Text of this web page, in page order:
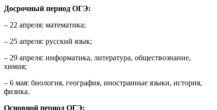
Досрочный период ОГЭ:
– 22 апреля: математика;
– 25 апреля: русский язык;
– 29 апреля: информатика, литература, обществознание,
химия;
– 6 мая: биология, география, иностранные языки, история,
физика.
Основной период ОГЭ: